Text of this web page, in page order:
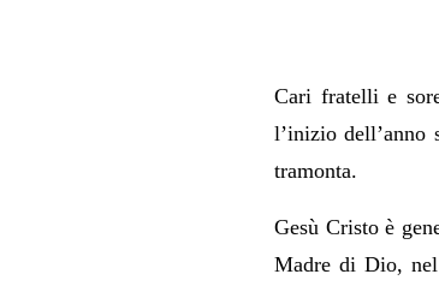
Cari fratelli e
l’inizio dell’anno
tramonta.
Gesù Cristo è
Madre di Dio, nel